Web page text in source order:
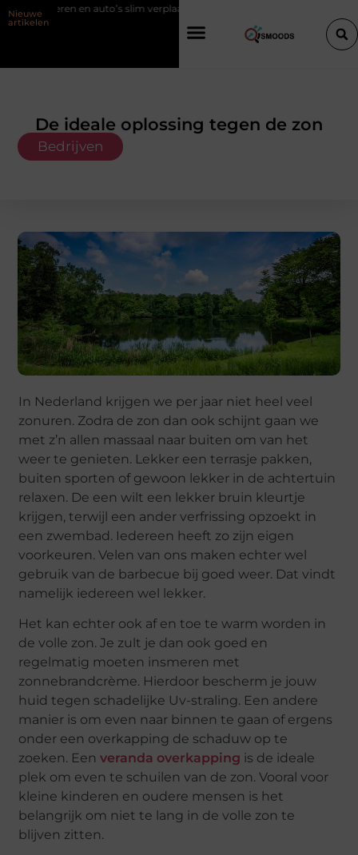
Nieuwe
artikelen
slim verplaatsen met twee liften naast elkaar
De ideale oplossing tegen de zon
Bedrijven
In Nederland krijgen we per jaar niet heel veel
zonuren. Zodra de zon dan ook schijnt gaan we
met z’n allen massaal naar buiten om van het
weer te genieten. Lekker een terrasje pakken,
buiten sporten of gewoon lekker in de achtertuin
relaxen. De een wilt een lekker bruin kleurtje
krijgen, terwijl een ander verfrissing opzoekt in
een zwembad. Iedereen heeft zo zijn eigen
voorkeuren. Velen van ons maken echter wel
gebruik van de barbecue bij goed weer. Dat vindt
namelijk iedereen wel lekker.
Het kan echter ook af en toe te warm worden in
de volle zon. Je zult je dan ook goed en
regelmatig moeten insmeren met
zonnebrandcrème. Hierdoor bescherm je jouw
huid tegen schadelijke Uv-straling. Een andere
manier is om even naar binnen te gaan of ergens
onder een overkapping de schaduw op te
zoeken. Eenveranda overkapping is de ideale
plek om even te schuilen van de zon. Vooral voor
kleine kinderen en oudere mensen is het
belangrijk om niet te lang in de volle zon te
blijven zitten.